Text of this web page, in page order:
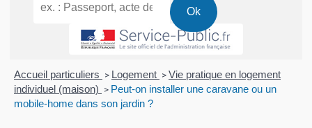
Accueil particuliers > Logement > Vie pratique en logement
individuel (maison) > Peut-on installer une caravane ou un
mobile-home dans son jardin ?